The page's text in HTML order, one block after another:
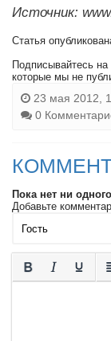
Источник:
Статья
Подписывайтесь
которые мы не
23 мая 2012,
0
Пока нет ни
Добавьте